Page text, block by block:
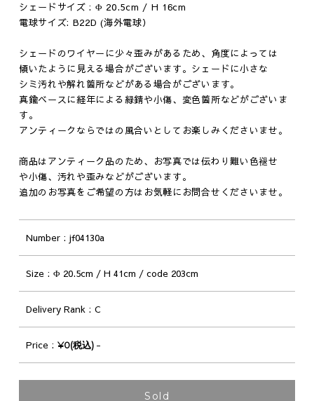
Original
シェードサイズ : Φ 20.5cm / H 16cm
電球サイズ: B22D (海外電球）
シェードのワイヤーに少々歪みがあるため、角度によっては
傾いたように見える場合がございます。シェードに小さな
シミ汚れや解れ箇所などがある場合がございます。
真鍮ベースに経年による緑錆や小傷、変色箇所などがございま
す。
アンティークならではの風合いとしてお楽しみくださいませ。
商品はアンティーク品のため、お写真では伝わり難い色褪せ
や小傷、汚れや歪みなどがございます。
追加のお写真をご希望の方はお気軽にお問合せくださいませ。
Number jf04130a
Size Φ 20.5cm / H 41cm / code 203cm
Delivery Rank C
Price ¥0(税込) -
Sold